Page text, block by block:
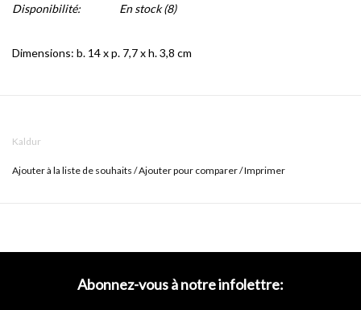
Disponibilité:
En stock(8)
Dimensions: b. 14 x p. 7,7 x h. 3,8 cm
fusil brossé. La série peut être parfaitement combinée avec les
robinets eau froide et de mitigeurs Kaldur.
- porte rouleau réserve pour 3 rouleaux
Kaldur
Ajouter à la liste de souhaits /Ajouter pour comparer/Imprimer
Abonnez-vous à notre infolettre: